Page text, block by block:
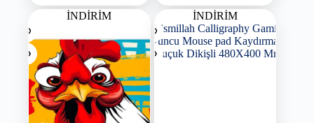
İNDİRİM İNDİRİM